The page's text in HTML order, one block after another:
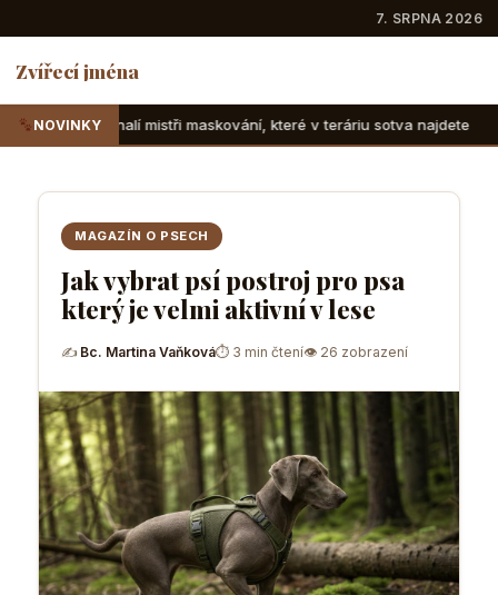
7. SRPNA 2026
Zvířecí jména
NOVINKY
maskování, které v teráriu sotva najdete
MAGAZÍN O PSECH
Jak vybrat psí postroj pro psa
který je velmi aktivní v lese
✍ Bc. Martina Vaňková⏱ 3 min čtení👁 26 zobrazení